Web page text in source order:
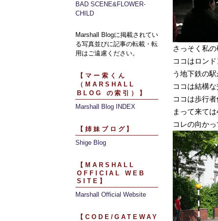
BAD SCENE&FLOWER-
CHILD
Marshall Blogに掲載されてい
る写真並びに記事の転載・転
用はご遠慮ください。
【マー索くん
（MARSHALL
BLOG の索引）】
Marshall Blog INDEX
【姉妹ブログ】
Shige Blog
【MARSHALL
OFFICIAL WEB
SITE】
Marshall Official Website
【CODE/GATEWAY
さっそく私
ココはロン
う地下鉄の
ココは結構
ココは歩行
まって来て
コレの向か